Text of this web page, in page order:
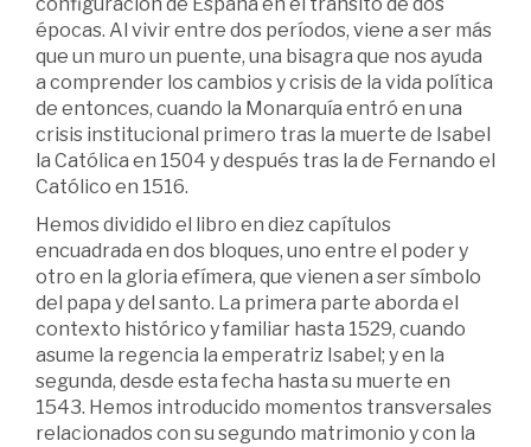
épocas. Al vivir entre dos períodos, viene a ser más
que un muro un puente, una bisagra que nos ayuda
a comprender los cambios y crisis de la vida política
de entonces, cuando la Monarquía entró en una
crisis institucional primero tras la muerte de Isabel
la Católica en 1504 y después tras la de Fernando el
Católico en 1516.
Hemos dividido el libro en diez capítulos
encuadrada en dos bloques, uno entre el poder y
otro en la gloria efímera, que vienen a ser símbolo
del papa y del santo. La primera parte aborda el
contexto histórico y familiar hasta 1529, cuando
asume la regencia la emperatriz Isabel; y en la
segunda, desde esta fecha hasta su muerte en
1543. Hemos introducido momentos transversales
relacionados con su segundo matrimonio y con la